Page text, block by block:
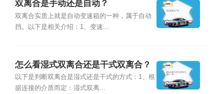
双离合是手动还是自动？
双离合实质上就是自动变速箱的一种，属于自动
挡。以下是相关介绍：1、变速...
怎么看湿式双离合还是干式双离合？
以下是判断双离合是湿式还是干式的方式：1、根
据连接的介质而定：湿式双离...